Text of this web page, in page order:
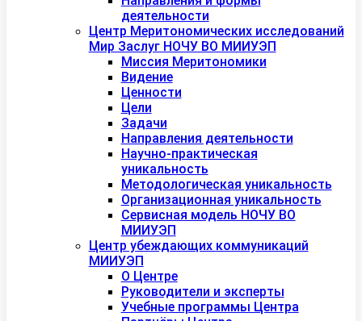
деятельности
Центр Меритономических исследований
Мир Заслуг НОЧУ ВО МИИУЭП
Миссия Меритономики
Видение
Ценности
Цели
Задачи
Направления деятельности
Научно-практическая
уникальность
Методологическая уникальность
Организационная уникальность
Сервисная модель НОЧУ ВО
МИИУЭП
Центр убеждающих коммуникаций
МИИУЭП
О Центре
Руководители и эксперты
Учебные программы Центра